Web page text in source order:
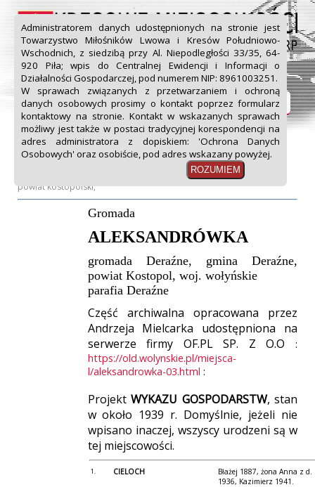
Start Projekt
Spis miejscowości
Formularz zgłoszeniowy
Komunikaty
Linki
Do pobrania
Kontakt
gromada Deraźne, gmina wiejska Deraźne,
powiat kostopolski,
Gromada
ALEKSANDRÓWKA
gromada Deraźne, gmina Deraźne,
powiat Kostopol, woj. wołyńskie
parafia Deraźne
Część archiwalna opracowana przez
Andrzeja Mielcarka udostępniona na
serwerze firmy OF.PL SP. Z O.O :
https://old.wolynskie.pl/miejsca-
l/aleksandrowka-03.html :
ProjektWYKAZU GOSPODARSTW, stan
w około 1939 r. Domyślnie, jeżeli nie
wpisano inaczej, wszyscy urodzeni są w
tej miejscowości.
1. CIELOCH Błażej 1887, żona Anna z d.
1936, Kazimierz 1941.
Administratorem danych udostępnionych na stronie jest
Towarzystwo Miłośników Lwowa i Kresów Południowo-
Wschodnich, z siedzibą przy Al. Niepodległości 33/35, 64-
920 Piła; wpis do Centralnej Ewidencji i Informacji o
Działalności Gospodarczej, pod numerem NIP: 8961003251.
W sprawach związanych z przetwarzaniem i ochroną
danych osobowych prosimy o kontakt poprzez formularz
kontaktowy na stronie. Kontakt w wskazanych sprawach
możliwy jest także w postaci tradycyjnej korespondencji na
adres administratora z dopiskiem: 'Ochrona Danych
Osobowych' oraz osobiście, pod adres wskazany powyżej.